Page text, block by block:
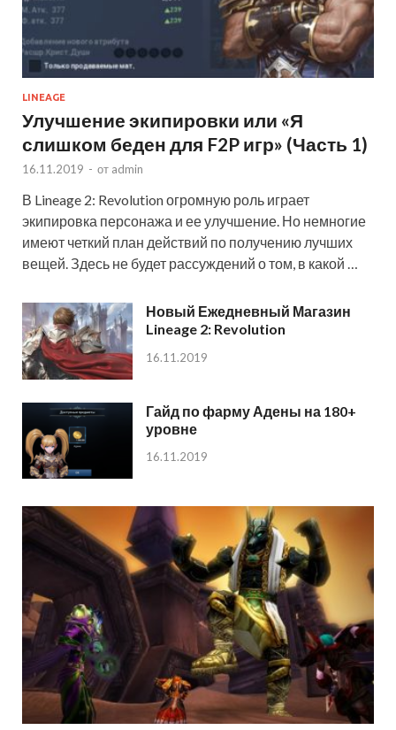
LINEAGE
Улучшение экипировки или «Я
слишком беден для F2P игр» (Часть 1)
16.11.2019 - от admin
В Lineage 2: Revolution огромную роль играет
экипировка персонажа и ее улучшение. Но немногие
имеют четкий план действий по получению лучших
вещей. Здесь не будет рассуждений о том, в какой …
Новый Ежедневный Магазин
Lineage 2: Revolution
16.11.2019
Гайд по фарму Адены на 180+
уровне
16.11.2019